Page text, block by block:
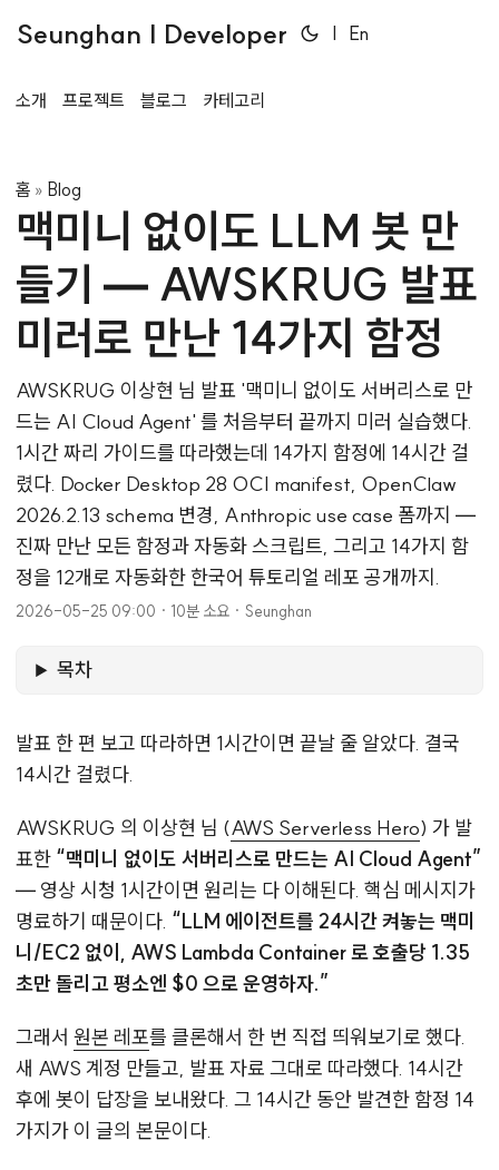
Seunghan | Developer | En
소개 프로젝트 블로그 카테고리
홈 » Blog
맥미니 없이도 LLM 봇 만
들기 — AWSKRUG 발표
미러로 만난 14가지 함정
AWSKRUG 이상현 님 발표 '맥미니 없이도 서버리스로 만
드는 AI Cloud Agent' 를 처음부터 끝까지 미러 실습했다.
1시간 짜리 가이드를 따라했는데 14가지 함정에 14시간 걸
렸다. Docker Desktop 28 OCI manifest, OpenClaw
2026.2.13 schema 변경, Anthropic use case 폼까지 —
진짜 만난 모든 함정과 자동화 스크립트, 그리고 14가지 함
정을 12개로 자동화한 한국어 튜토리얼 레포 공개까지.
2026-05-25 09:00 · 10분 소요 · Seunghan
목차
발표 한 편 보고 따라하면 1시간이면 끝날 줄 알았다. 결국
14시간 걸렸다.
AWSKRUG 의 이상현 님 (AWS Serverless Hero) 가 발
표한 “맥미니 없이도 서버리스로 만드는 AI Cloud Agent”
— 영상 시청 1시간이면 원리는 다 이해된다. 핵심 메시지가
명료하기 때문이다. “LLM 에이전트를 24시간 켜놓는 맥미
니/EC2 없이, AWS Lambda Container 로 호출당 1.35
초만 돌리고 평소엔 $0 으로 운영하자.”
그래서 원본 레포를 클론해서 한 번 직접 띄워보기로 했다.
새 AWS 계정 만들고, 발표 자료 그대로 따라했다. 14시간
후에 봇이 답장을 보내왔다. 그 14시간 동안 발견한 함정 14
가지가 이 글의 본문이다.